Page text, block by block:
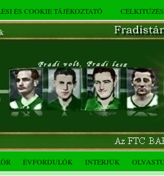
ÉS COOKIE TÁJÉKOZTATÓ
ÉVFORDULÓK INTERJÚK